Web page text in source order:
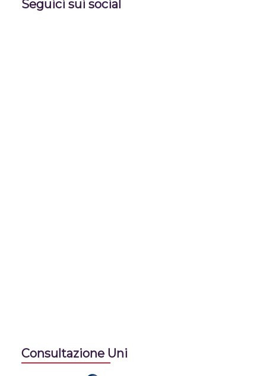
Seguici sui social
Consultazione Uni